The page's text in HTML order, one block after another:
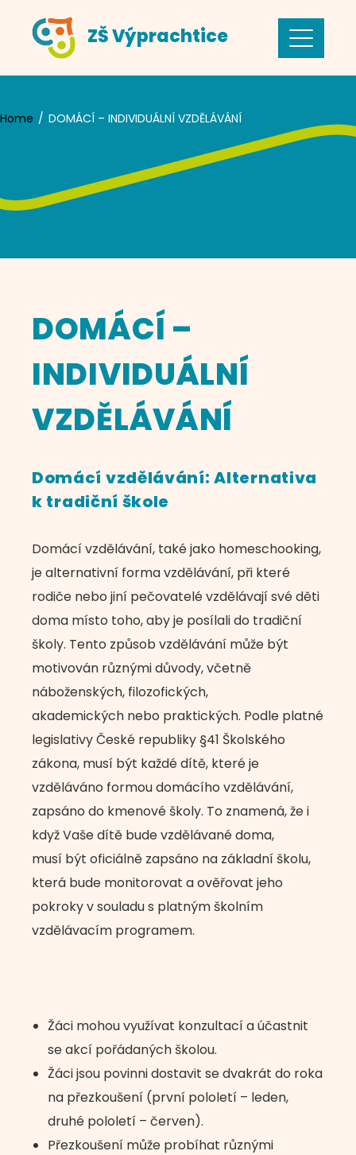
content
ZŠ Výprachtice
Home DOMÁCÍ – INDIVIDUÁLNÍ VZDĚLÁVÁNÍ
DOMÁCÍ –
INDIVIDUÁLNÍ
VZDĚLÁVÁNÍ
Domácí vzdělávání: Alternativa
k tradiční škole
Domácí vzdělávání, také jako homeschooking,
je alternativní forma vzdělávání, při které
rodiče nebo jiní pečovatelé vzdělávají své děti
doma místo toho, aby je posílali do tradiční
školy. Tento způsob vzdělávání může být
motivován různými důvody, včetně
náboženských, filozofických,
akademických nebo praktických. Podle platné
legislativy České republiky §41 Školského
zákona, musí být každé dítě, které je
vzděláváno formou domácího vzdělávání,
zapsáno do kmenové školy. To znamená, že i
když Vaše dítě bude vzdělávané doma,
musí být oficiálně zapsáno na základní školu,
která bude monitorovat a ověřovat jeho
pokroky v souladu s platným školním
vzdělávacím programem.
Žáci mohou využívat konzultací a účastnit
se akcí pořádaných školou.
Žáci jsou povinni dostavit se dvakrát do roka
na přezkoušení (první pololetí – leden,
druhé pololetí – červen).
Přezkoušení může probíhat různými